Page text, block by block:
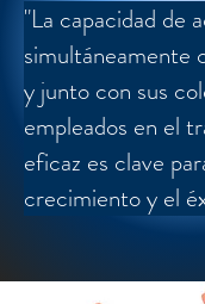
"La capacidad de
simultáneamente
y junto con sus
empleados en el
eficaz es clave
crecimiento y el